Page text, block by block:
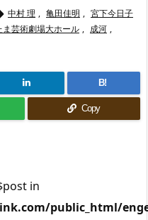
中村 理 , 亀田佳明 , 宮下今日子
芸術劇場大ホール , 成河 ,
B!
Copy
in
public_html/